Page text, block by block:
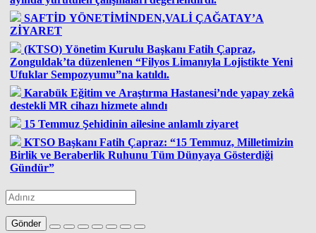
SAFTİD YÖNETİMİNDEN,VALİ ÇAĞATAY’A
ZİYARET
(KTSO) Yönetim Kurulu Başkanı Fatih Çapraz,
Zonguldak’ta düzenlenen “Filyos Limanıyla Lojistikte Yeni
Ufuklar Sempozyumu”na katıldı.
Karabük Eğitim ve Araştırma Hastanesi’nde yapay zekâ
destekli MR cihazı hizmete alındı
15 Temmuz Şehidinin ailesine anlamlı ziyaret
KTSO Başkanı Fatih Çapraz: “15 Temmuz, Milletimizin
Birlik ve Beraberlik Ruhunu Tüm Dünyaya Gösterdiği
Gündür”
Gönder